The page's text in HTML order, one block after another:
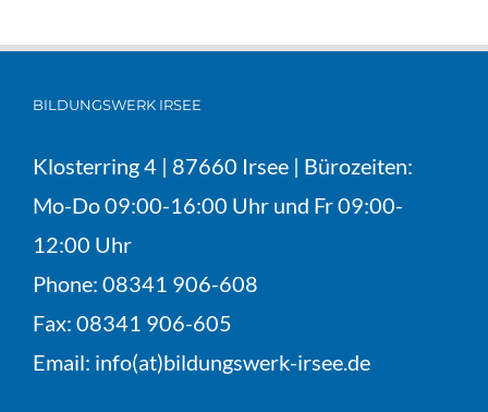
BILDUNGSWERK IRSEE
Klosterring 4 | 87660 Irsee | Bürozeiten:
Mo-Do 09:00-16:00 Uhr und Fr 09:00-
12:00 Uhr
Phone: 08341 906-608
Fax: 08341 906-605
Email: info(at)bildungswerk-irsee.de